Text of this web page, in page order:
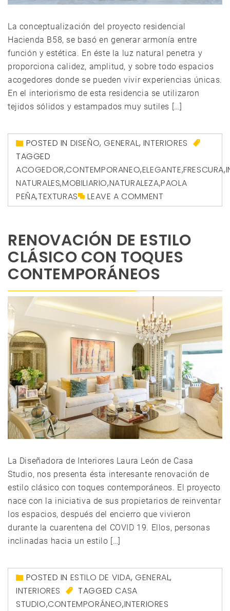
La conceptualización del proyecto residencial
Hacienda B58, se basó en generar armonía entre
función y estética. En éste la luz natural penetra y
proporciona calidez, amplitud, y sobre todo espacios
acogedores donde se pueden vivir experiencias únicas.
En el interiorismo de esta residencia se utilizaron
tejidos sólidos y estampados muy sutiles […]
POSTED IN DISEÑO,GENERAL, INTERIORES
TAGGED
ACOGEDOR,CONTEMPORANEO,ELEGANTE,FRESCURA,
NATURALES,MOBILIARIO,NATURALEZA,PAOLA
PEÑA,TEXTURAS LEAVE A COMMENT
RENOVACIÓN DE ESTILO
CLÁSICO CON TOQUES
CONTEMPORÁNEOS
La Diseñadora de Interiores Laura León de Casa
Studio, nos presenta ésta interesante renovación de
estilo clásico con toques contemporáneos. El proyecto
nace con la iniciativa de sus propietarios de reinventar
los espacios, después del encierro que vivieron
durante la cuarentena del COVID 19. Ellos, personas
inclinadas hacia un estilo […]
POSTED IN ESTILO DE VIDA,GENERAL,
INTERIORES
TAGGEDCASA
STUDIO,CONTEMPORÁNEO,INTERIORES